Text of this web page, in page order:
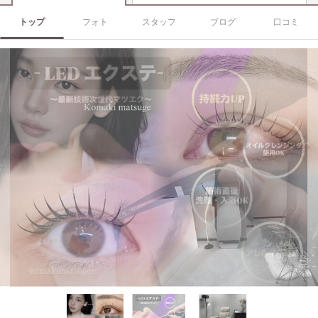
トップ フォト スタッフ ブログ 口コミ